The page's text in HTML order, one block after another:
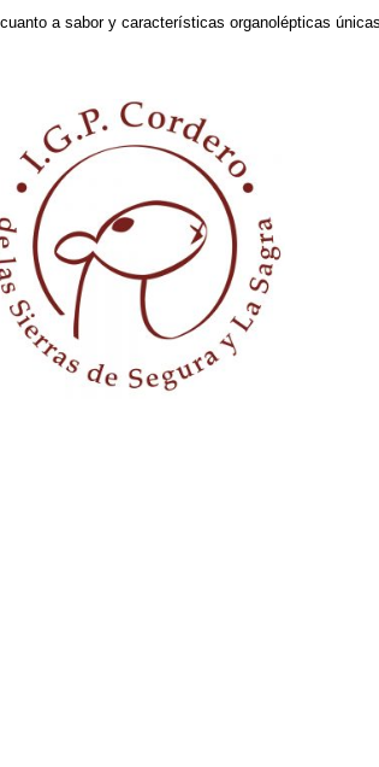
a sabor y características organolépticas